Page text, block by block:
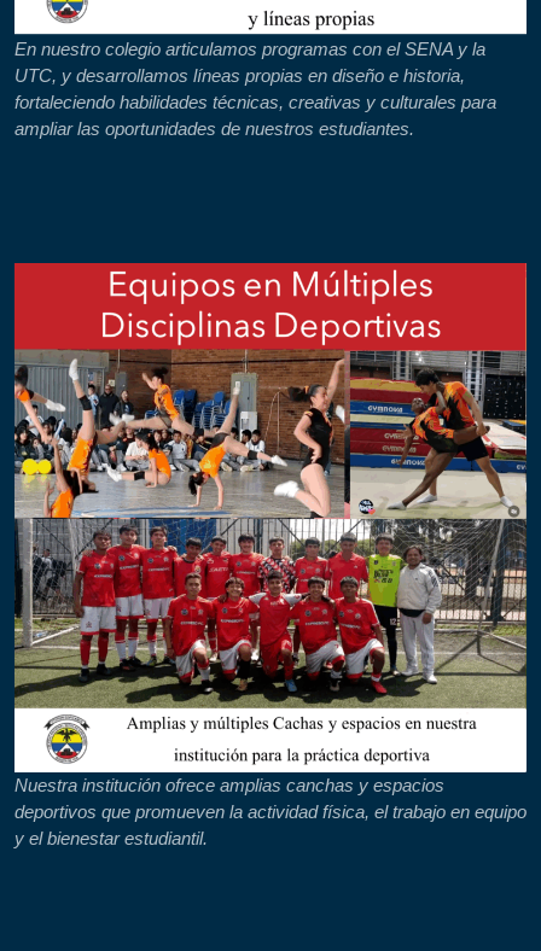
En nuestro colegio articulamos programas con el SENA y la
UTC, y desarrollamos líneas propias en diseño e historia,
fortaleciendo habilidades técnicas, creativas y culturales para
ampliar las oportunidades de nuestros estudiantes.
Nuestra institución ofrece amplias canchas y espacios
deportivos que promueven la actividad física, el trabajo en equipo
y el bienestar estudiantil.